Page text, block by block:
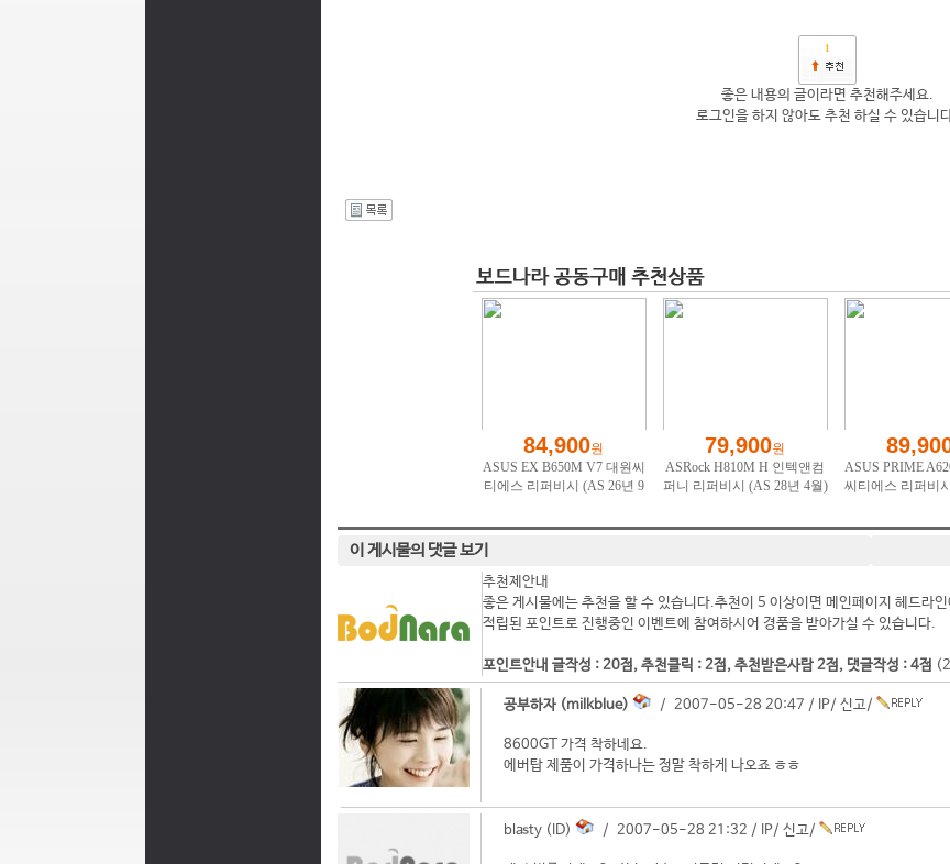
1
좋은 내용의 글이라면 추천해주세요.
로그인을 하지 않아도 추천 하실 수 있습니
이 게시물의 댓글 보기
추천제안내
좋은 게시물에는 추천을 할 수 있습니다.추천이 5 이상이면 메인페이지 헤드라
적립된 포인트로 진행중인 이벤트에 참여하시어 경품을 받아가실 수 있습니다.
포인트안내 글작성 : 20점, 추천클릭 : 2점, 추천받은사람 2점, 댓글작성 : 4점
공부하자 (milkblue) / 2007-05-28 20:47 / IP/ 신고/
8600GT 가격 착하네요.
에버탑 제품이 가격하나는 정말 착하게 나오죠 ㅎㅎ
blasty (ID) / 2007-05-28 21:32 / IP/ 신고/